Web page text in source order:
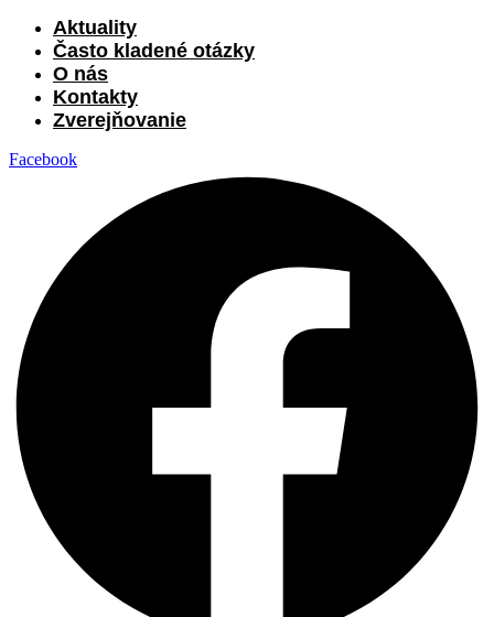
Aktuality
Často kladené otázky
O nás
Kontakty
Zverejňovanie
Facebook